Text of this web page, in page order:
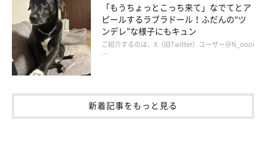
「もうちょっとこっち来て」なでてとア
ピールするラブラドール！ふだんの“ツ
ンデレ”な様子にもキュン
ご紹介するのは、X（旧Twitter）ユーザー＠N_oooi
…
新着記事をもっと見る